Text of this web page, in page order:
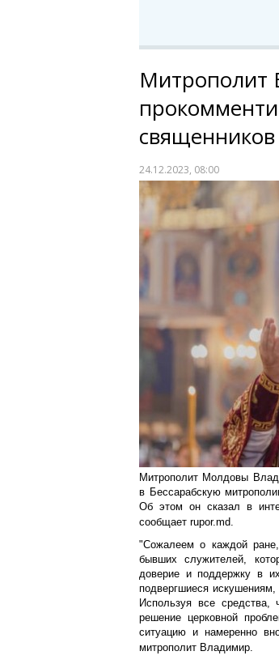
Митрополит
24.12.2023, 08:00
Митрополит Молдовы
в Бессарабскую
Об этом он сказал в
сообщает rupor.md.
"Сожалеем о каждой ране,
бывших служителей,
доверие и поддержку в
подвергшиеся
Используя все средства,
решение церковной
ситуацию и намеренно
митрополит Владимир.